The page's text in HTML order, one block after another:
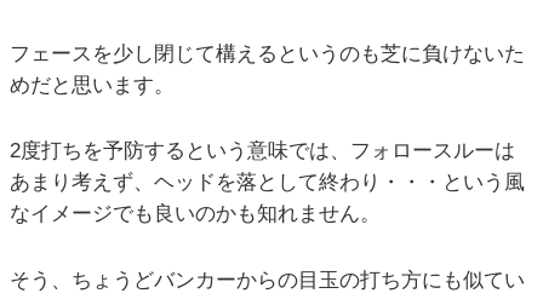
フェースを少し閉じて構えるというのも芝に負けないた
めだと思います。
2度打ちを予防するという意味では、フォロースルーは
あまり考えず、ヘッドを落として終わり・・・という風
なイメージでも良いのかも知れません。
そう、ちょうどバンカーからの目玉の打ち方にも似てい